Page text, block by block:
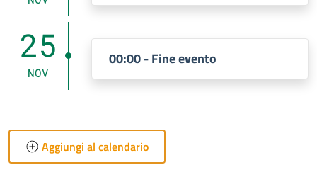
25
NOV
00:00 - Fine evento
Aggiungi al calendario